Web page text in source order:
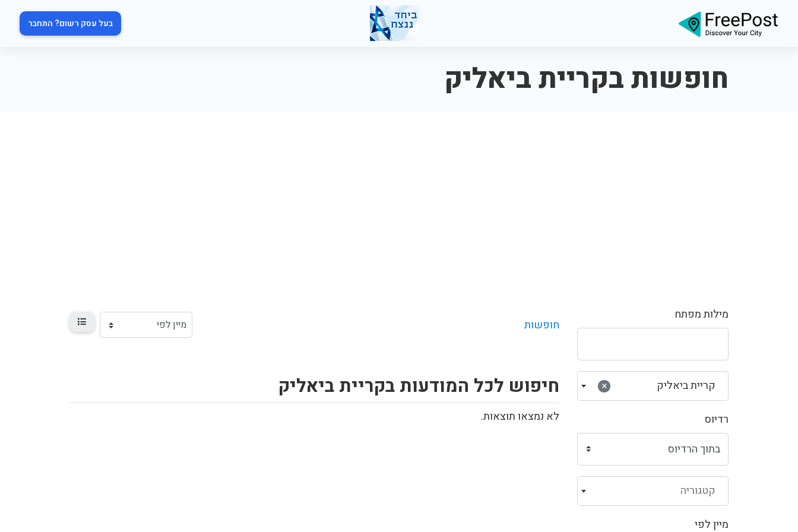
בעל עסק רשום? התחבר
חופשות בקריית ביאליק
מילות מפתח
× קריית ביאליק
רדיוס
קטגוריה
מיין לפי
חופשות
חיפוש לכל המודעות בקריית ביאליק
לא נמצאו תוצאות.